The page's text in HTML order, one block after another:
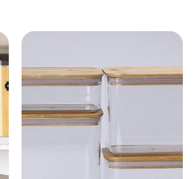
металической подставке